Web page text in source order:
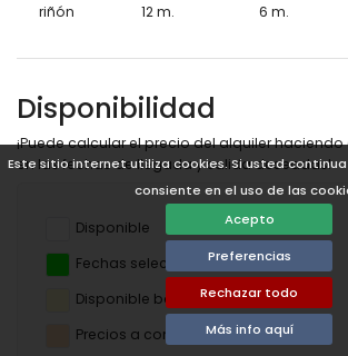
Este sitio internet utiliza cookies. Si usted
consiente en el uso de las
Acepto
Preferencias
Rechazar todo
Más info aquí
riñón
12 m.
6 m.
Disponibilidad
¡Puede calcular el precio del alquiler haciendo
en las fechas de llegada y salida deseadas!
Disponible
Fechas seleccionadas
Disponible bajo petición
Precios a consultar